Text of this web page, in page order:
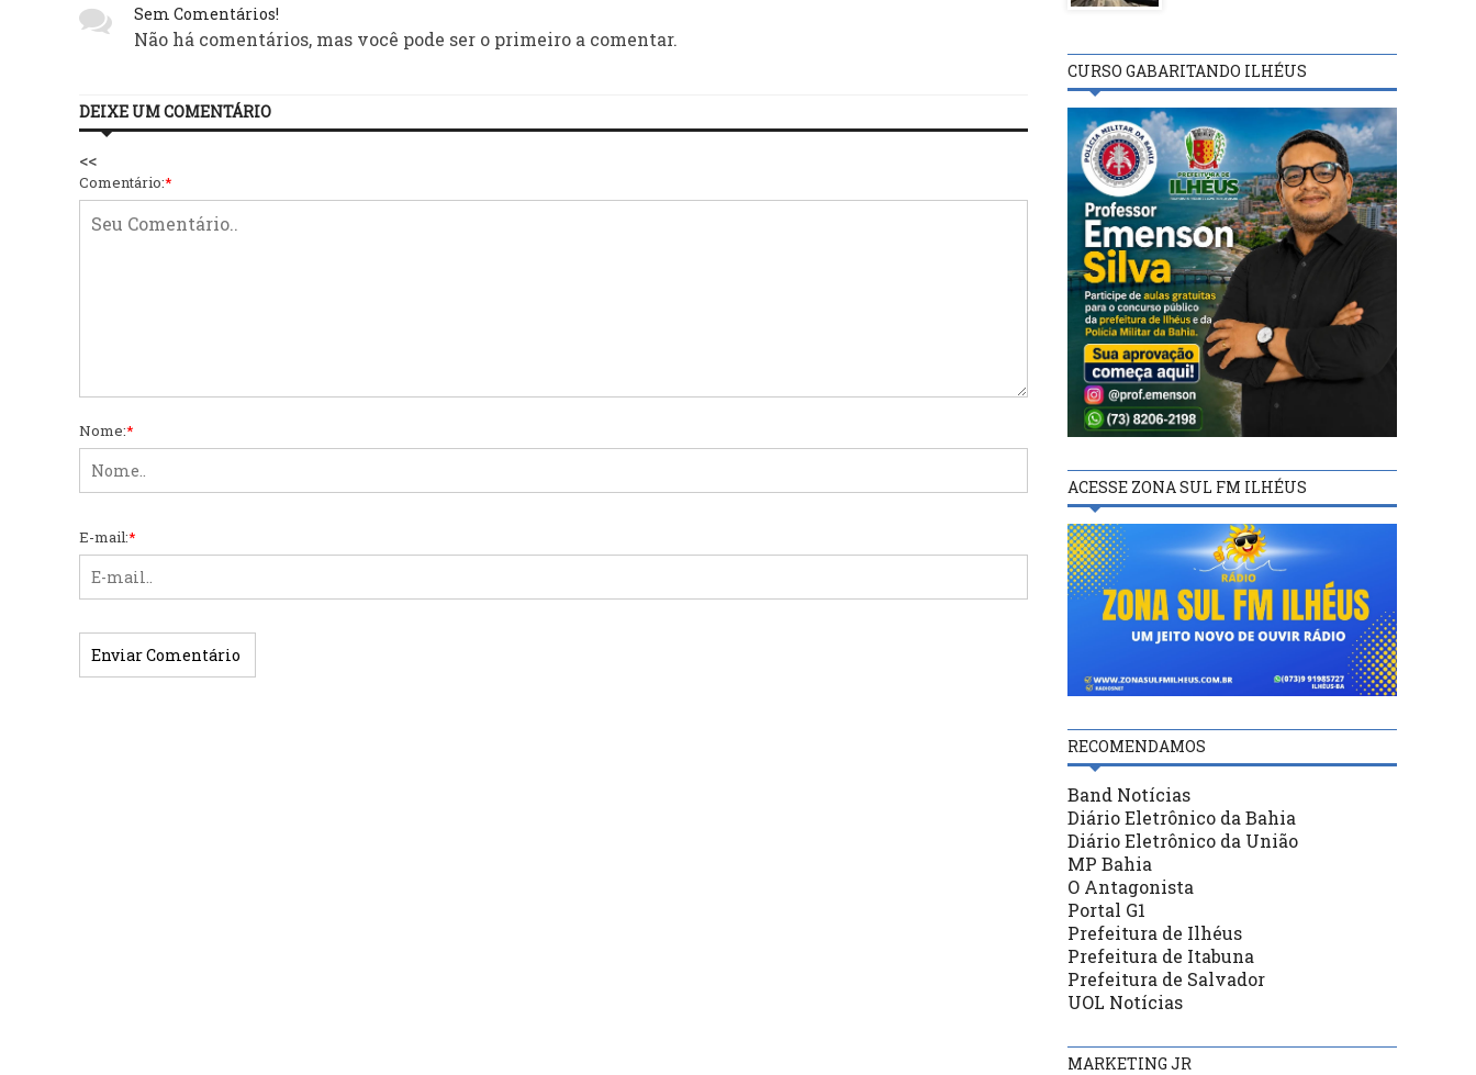
Sem Comentários!
Não há comentários, mas você pode ser o primeiro a comentar.
DEIXE UM COMENTÁRIO
<<
Comentário:*
Nome:*
E-mail:*
CURSO GABARITANDO ILHÉUS
ACESSE ZONA SUL FM ILHÉUS
RECOMENDAMOS
Band Notícias
Diário Eletrônico da Bahia
Diário Eletrônico da União
MP Bahia
O Antagonista
Portal G1
Prefeitura de Ilhéus
Prefeitura de Itabuna
Prefeitura de Salvador
UOL Notícias
MARKETING JR